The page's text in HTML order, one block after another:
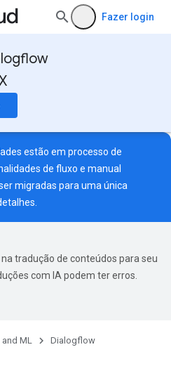
Fazer login
estão em processo de
de fluxo e manual
migradas para uma única
tradução de conteúdos para seu
com IA podem ter erros.
and ML
Dialogflow